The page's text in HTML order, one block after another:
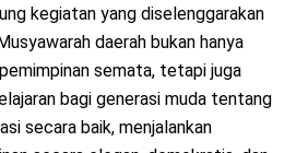
kegiatan yang diselenggarakan
daerah bukan hanya
semata, tetapi juga
bagi generasi muda tentang
secara baik, menjalankan